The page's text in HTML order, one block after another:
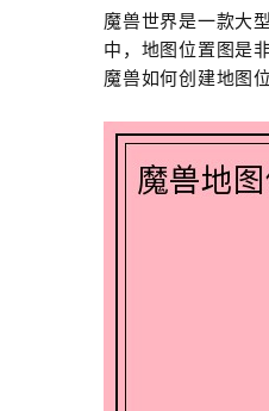
魔兽世界是一款大
中，地图位置图是
魔兽如何创建地图